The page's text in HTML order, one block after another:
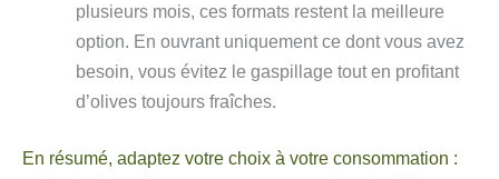
plusieurs mois, ces formats restent la meilleure
option. En ouvrant uniquement ce dont vous avez
besoin, vous évitez le gaspillage tout en profitant
d’olives toujours fraîches.
En résumé, adaptez votre choix à votre consommation :